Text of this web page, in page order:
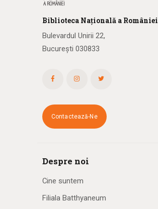
Biblioteca Națională a României
Bulevardul Unirii 22,
București 030833
Contactează-Ne
Despre noi
Cine suntem
Filiala Batthyaneum